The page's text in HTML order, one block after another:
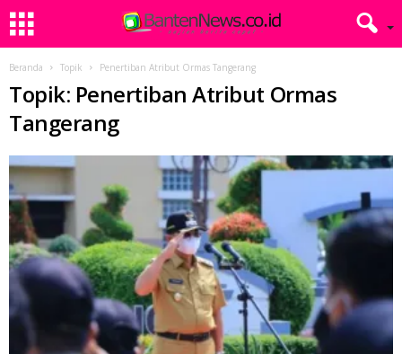
Beranda Topik Penertiban Atribut Ormas Tangerang
Topik: Penertiban Atribut Ormas
Tangerang